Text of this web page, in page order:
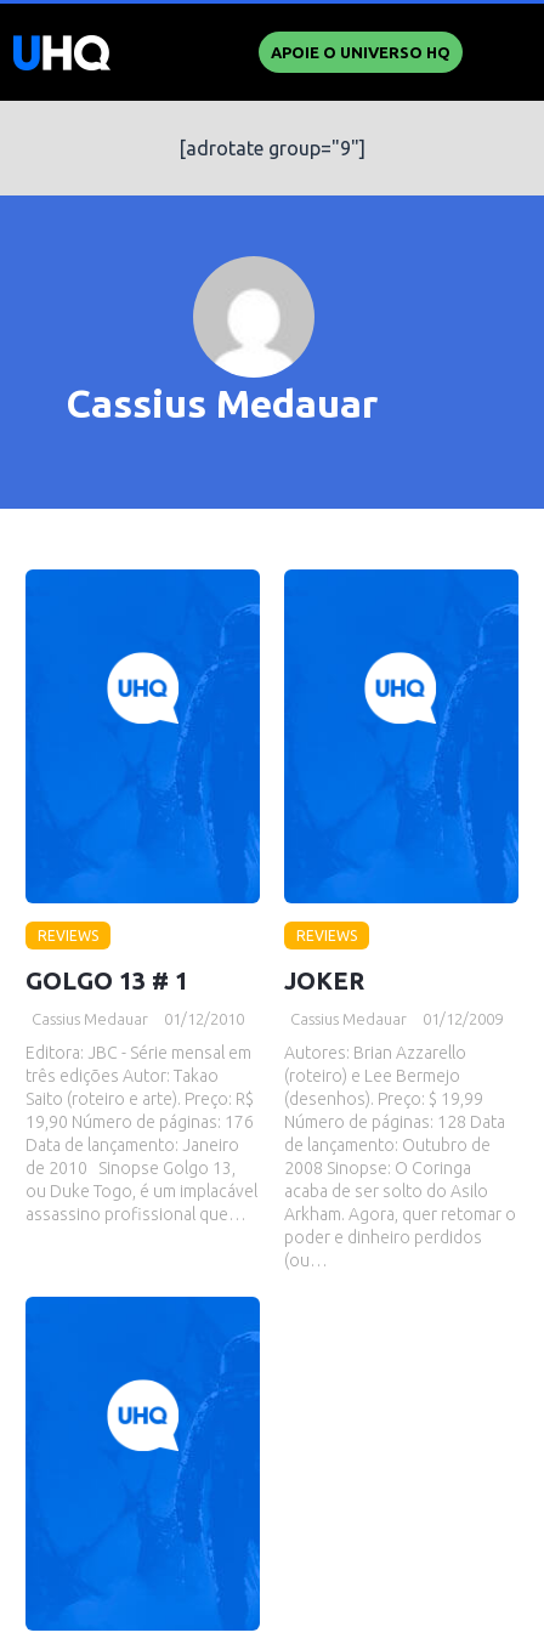
APOIE O UNIVERSO HQ
[adrotate group="9"]
Cassius Medauar
REVIEWS
GOLGO 13 # 1
Cassius Medauar 01/12/2010
Editora: JBC - Série mensal em
três edições Autor: Takao
Saito (roteiro e arte). Preço: R$
19,90 Número de páginas: 176
Data de lançamento: Janeiro
de 2010 Sinopse Golgo 13,
ou Duke Togo, é um implacável
assassino profissional que…
REVIEWS
JOKER
Cassius Medauar 01/12/2009
Autores: Brian Azzarello
(roteiro) e Lee Bermejo
(desenhos). Preço: $ 19,99
Número de páginas: 128 Data
de lançamento: Outubro de
2008 Sinopse: O Coringa
acaba de ser solto do Asilo
Arkham. Agora, quer retomar o
poder e dinheiro perdidos
(ou…